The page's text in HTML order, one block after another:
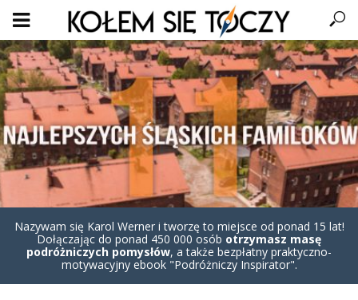
Nazywam się Karol Werner i tworzę to miejsce od ponad 15 lat!
Dołączając do ponad 450 000 osób otrzymasz masę
podróżniczych pomysłów, a także bezpłatny praktyczno-
motywacyjny ebook "Podróżniczy Inspirator".